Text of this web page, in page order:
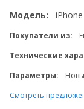
Модель:
Покупатели из:
Технические
Параметры:
Смотреть